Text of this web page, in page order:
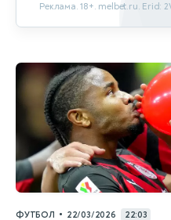
Реклама. 18+. melbet.ru. Erid:
ФУТБОЛ • 22/03/2026 22:03